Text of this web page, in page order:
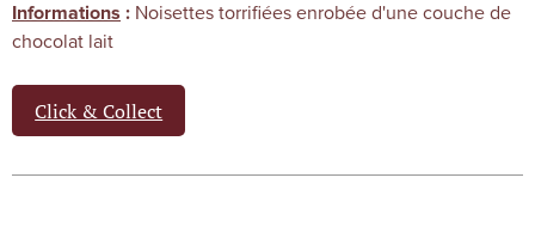
Informations : Noisettes torrifiées enrobée d'une couche de
chocolat lait
Click & Collect